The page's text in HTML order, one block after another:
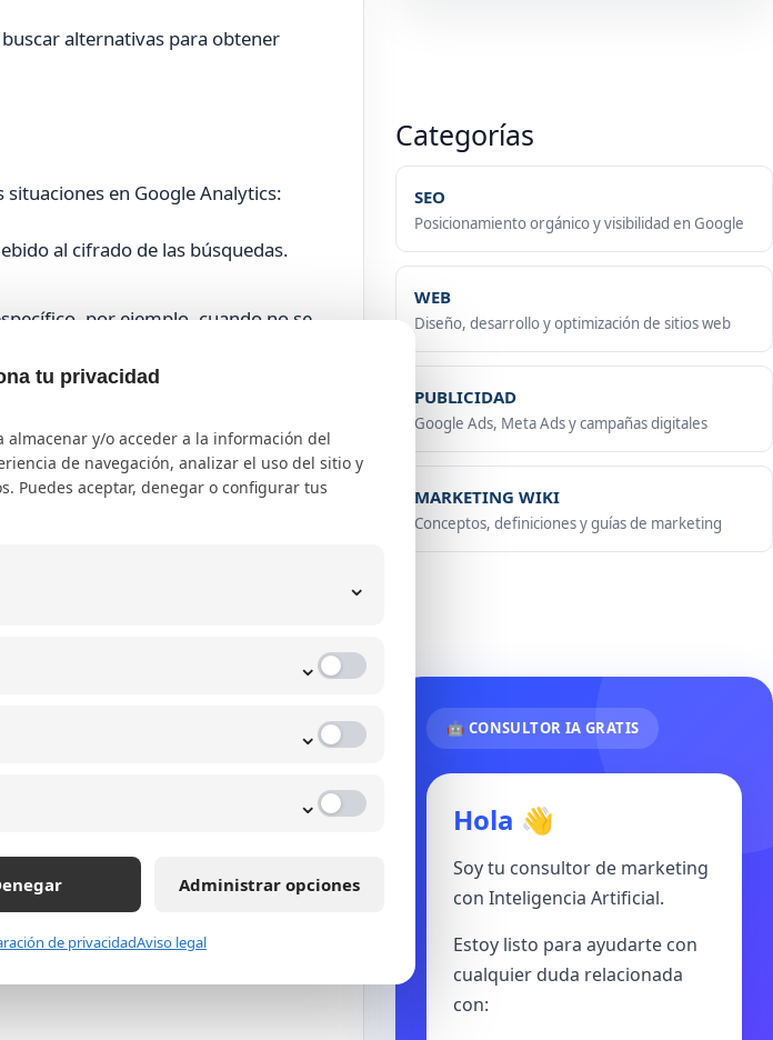
alternativas para obtener
en Google Analytics:
al cifrado de las búsquedas.
por ejemplo, cuando no se
asignado.
evitar conclusiones erróneas.
de ver las keywords que
la situación persiste, aunque
adaptar las estrategias para medir
y herramientas
múltiples alternativas para
Categorías
SEO
Posicionamiento orgánico y visibilidad en Google
WEB
Diseño, desarrollo y optimización de sitios web
PUBLICIDAD
Google Ads, Meta Ads y campañas digitales
MARKETING WIKI
Conceptos, definiciones y guías de marketing
🤖 CONSULTOR IA GRATIS
Hola 👋
Soy tu consultor de marketing
con Inteligencia Artificial.
Estoy listo para ayudarte con
cualquier duda relacionada
con:
tu privacidad
almacenar y/o acceder a la información del
de navegación, analizar el uso del sitio y
Puedes aceptar, denegar o configurar tus
⌄
⌄
⌄
⌄
Administrar opciones
de privacidadAviso legal